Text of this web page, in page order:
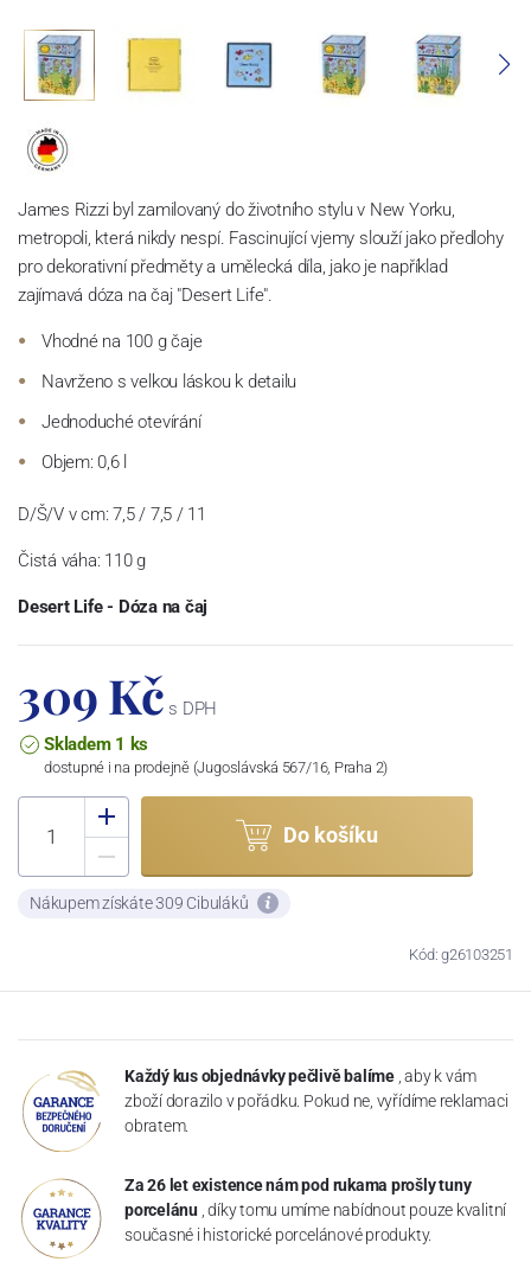
James Rizzi byl zamilovaný do životního stylu v New Yorku,
metropoli, která nikdy nespí. Fascinující vjemy slouží jako předlohy
pro dekorativní předměty a umělecká díla, jako je například
zajímavá dóza na čaj "Desert Life".
Vhodné na 100 g čaje
Navrženo s velkou láskou k detailu
Jednoduché otevírání
Objem: 0,6 l
D/Š/V v cm: 7,5 / 7,5 / 11
Čistá váha: 110 g
Desert Life - Dóza na čaj
309 Kč s DPH
Skladem 1 ks
dostupné i na prodejně (Jugoslávská 567/16, Praha 2)
Do košíku
Nákupem získáte 309 Cibuláků
Kód: g26103251
Každý kus objednávky pečlivě balíme , aby k vám
zboží dorazilo v pořádku. Pokud ne, vyřídíme reklamaci
obratem.
Za 26 let existence nám pod rukama prošly tuny
porcelánu , díky tomu umíme nabídnout pouze kvalitní
současné i historické porcelánové produkty.